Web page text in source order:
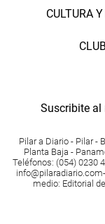
CULTURA
Suscribite al
Pilar a Diario - Pilar -
Planta Baja -
Teléfonos: (054) 0230
info@pilaradiario.com-
medio: Editorial